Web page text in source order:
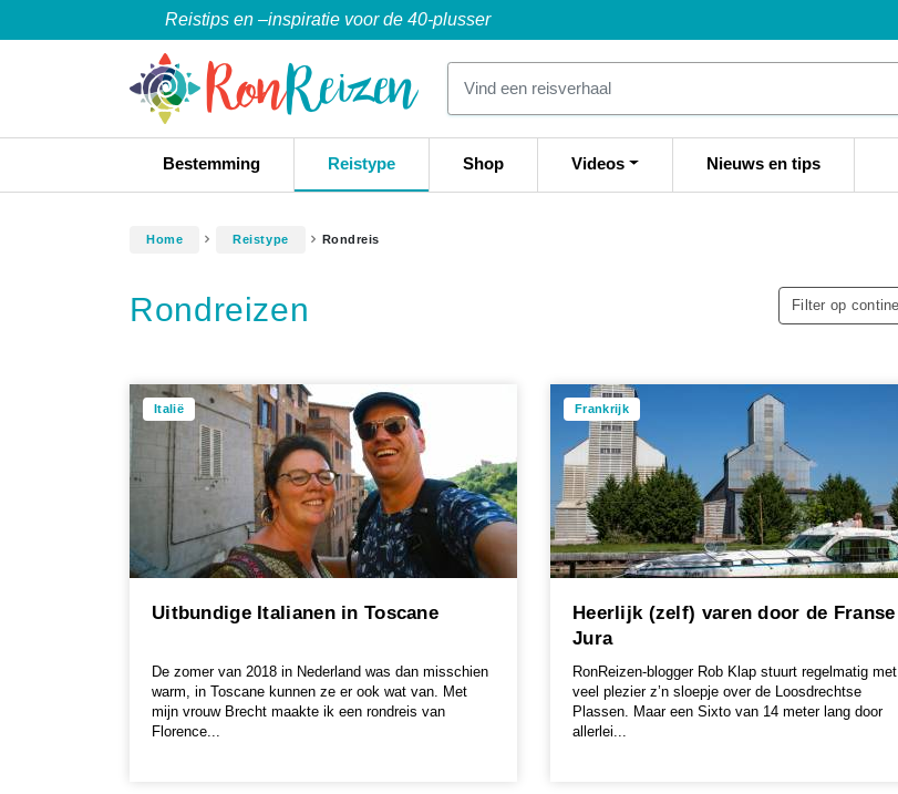
Reistips en –inspiratie voor de 40-plusser
Bestemming Reistype Shop Videos Nieuws en tips
Home Reistype Rondreis
Rondreizen Filter op
Italië
Uitbundige Italianen in Toscane
De zomer van 2018 in Nederland was dan misschien
warm, in Toscane kunnen ze er ook wat van. Met
mijn vrouw Brecht maakte ik een rondreis van
Florence...
Frankrijk
Heerlijk (zelf) varen door de Franse
Jura
RonReizen-blogger Rob Klap stuurt regelmatig met
veel plezier z’n sloepje over de Loosdrechtse
Plassen. Maar een Sixto van 14 meter lang door
allerlei...